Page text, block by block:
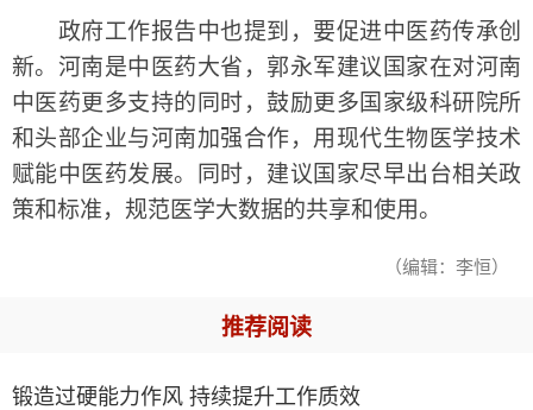
政府工作报告中也提到，要促进中医药传承创
新。河南是中医药大省，郭永军建议国家在对河南
中医药更多支持的同时，鼓励更多国家级科研院所
和头部企业与河南加强合作，用现代生物医学技术
赋能中医药发展。同时，建议国家尽早出台相关政
策和标准，规范医学大数据的共享和使用。
（编辑：李恒）
推荐阅读
锻造过硬能力作风 持续提升工作质效